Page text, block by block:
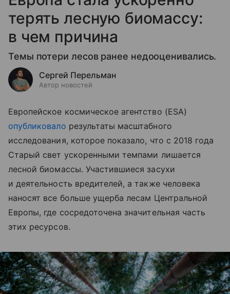
терять лесную биомассу:
в чем причина
Темы потери лесов ранее недооценивались.
Сергей Перельман
Автор новостей
Европейское космическое агентство (ESA)
опубликовало результаты масштабного
исследования, которое показало, что с 2018 года
Старый свет ускоренными темпами лишается
лесной биомассы. Участившиеся засухи
и деятельность вредителей, а также человека
наносят все больше ущерба лесам Центральной
Европы, где сосредоточена значительная часть
этих ресурсов.